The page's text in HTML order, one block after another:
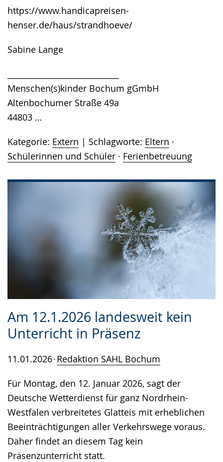
https://www.handicapreisen-
henser.de/haus/strandhoeve/
Sabine Lange
Menschen(s)kinder Bochum gGmbH
Altenbochumer Straße 49a
44803 …
Kategorie: Extern Schlagworte: Eltern ·
Schülerinnen und Schüler · Ferienbetreuung
Am 12.1.2026 landesweit kein
Unterricht in Präsenz
11.01.2026 Redaktion SAHL Bochum
Für Montag, den 12. Januar 2026, sagt der
Deutsche Wetterdienst für ganz Nordrhein-
Westfalen verbreitetes Glatteis mit erheblichen
Beeinträchtigungen aller Verkehrswege voraus.
Daher findet an diesem Tag kein
Präsenzunterricht statt.